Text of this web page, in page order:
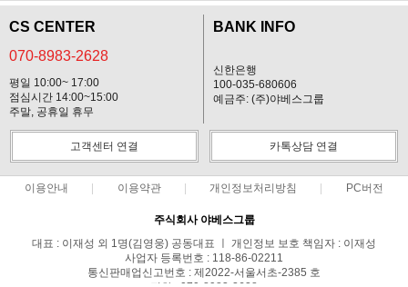
CS CENTER
070-8983-2628
평일 10:00~ 17:00
점심시간 14:00~15:00
주말, 공휴일 휴무
BANK INFO
신한은행
100-035-680606
예금주: (주)야베스그룹
고객센터 연결 카톡상담 연결
이용안내 이용약관 개인정보처리방침 PC버전
주식회사 야베스그룹
대표 : 이재성 외 1명(김영웅) 공동대표 ㅣ 개인정보 보호 책임자 : 이재성
사업자 등록번호 : 118-86-02211
통신판매업신고번호 : 제2022-서울서초-2385 호